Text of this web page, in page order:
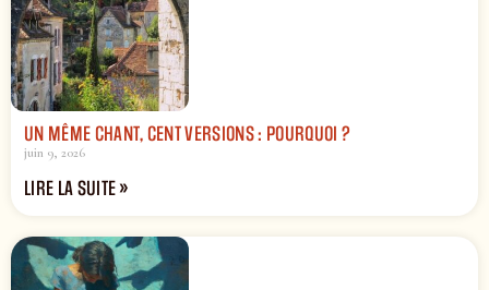
UN MÊME CHANT, CENT VERSIONS : POURQUOI ?
juin 9, 2026
LIRE LA SUITE »